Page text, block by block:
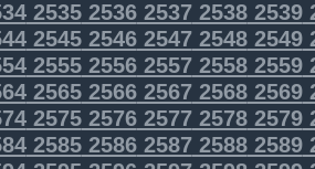
25352536253725382539
25452546254725482549
25552556255725582559
25652566256725682569
25752576257725782579
25852586258725882589